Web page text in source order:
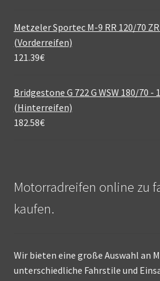
Metzeler Sportec M-9 RR 120/70
(Vorderreifen)
121.39€
Bridgestone G 722 G WSW 180/70 -
(Hinterreifen)
182.58€
Motorradreifen online zu
kaufen.
Wir bieten eine große Auswahl an
unterschiedliche Fahrstile und